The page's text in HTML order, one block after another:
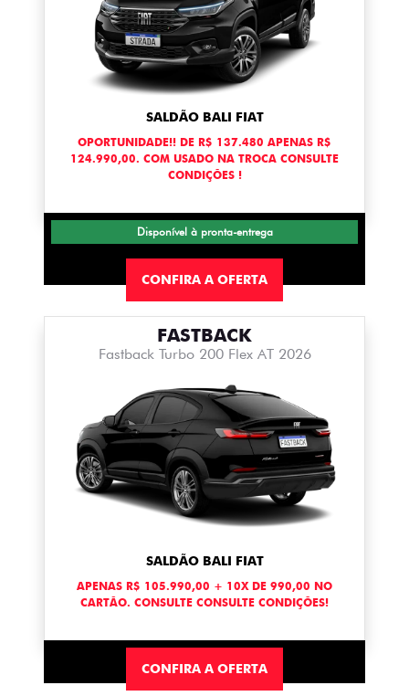
SALDÃO BALI FIAT
OPORTUNIDADE!! DE R$ 137.480 APENAS R$
124.990,00. COM USADO NA TROCA CONSULTE
CONDIÇÕES !
Disponível à pronta-entrega
CONFIRA A OFERTA
FASTBACK
Fastback Turbo 200 Flex AT 2026
SALDÃO BALI FIAT
APENAS R$ 105.990,00 + 10X DE 990,00 NO
CARTÃO. CONSULTE CONSULTE CONDIÇÕES!
CONFIRA A OFERTA